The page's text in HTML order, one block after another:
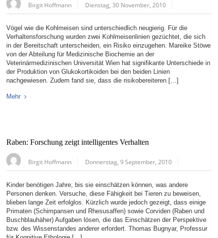
Birgit Hoffmann Dienstag, 30 November, 2010
Vögel wie die Kohlmeisen sind unterschiedlich neugierig. Für die
Verhaltensforschung wurden zwei Kohlmeisenlinien gezüchtet, die sich
in der Bereitschaft unterscheiden, ein Risiko einzugehen. Mareike Stöwe
von der Abteilung für Medizinische Biochemie an der
Veterinärmedizinischen Universität Wien hat signifikante Unterschiede in
der Produktion von Glukokortikoiden bei den beiden Linien
nachgewiesen. Zudem fand sie, dass die risikobereiteren […]
Mehr
Raben: Forschung zeigt intelligentes Verhalten
Birgit Hoffmann Donnerstag, 9 September, 2010
Kinder benötigen Jahre, bis sie einschätzen können, was andere
Personen denken. Versuche, diese Fähigkeit bei Tieren zu beweisen,
blieben lange Zeit erfolglos. Kürzlich wurde jedoch gezeigt, dass einige
Primaten (Schimpansen und Rhesusaffen) sowie Corviden (Raben und
Buschblauhäher) Aufgaben lösen, die das Einschätzen der Perspektive
bzw. des Wissenstandes anderer erfordert. Thomas Bugnyar, Professur